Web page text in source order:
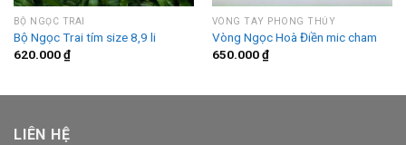
BỘ NGỌC TRAI
Bộ Ngọc Trai tím size 8,9 li
620.000₫
VÒNG TAY PHONG THỦY
Vòng Ngọc Hoà Điền mic cham
650.000₫
LIÊN HỆ